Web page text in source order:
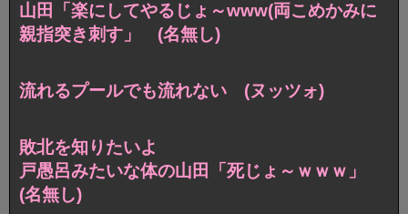
山田「楽にしてやるじょ～www(両こめかみに
親指突き刺す」 (名無し)
流れるプールでも流れない (ヌッツォ)
敗北を知りたいよ
戸愚呂みたいな体の山田「死じょ～ｗｗｗ」
(名無し)